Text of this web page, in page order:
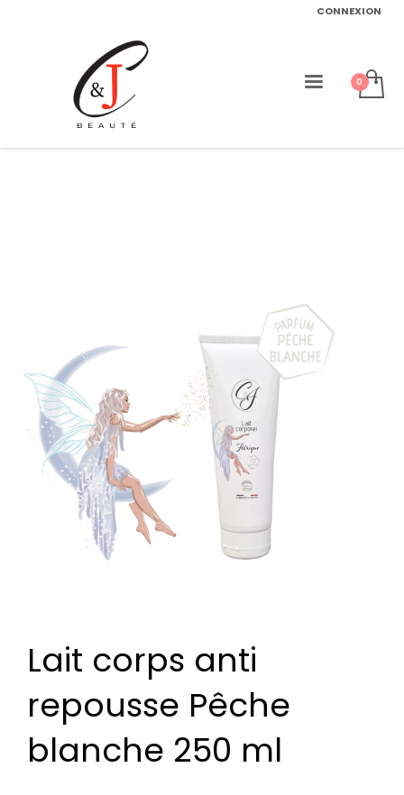
CONNEXION
Lait corps anti
repousse Pêche
blanche 250 ml